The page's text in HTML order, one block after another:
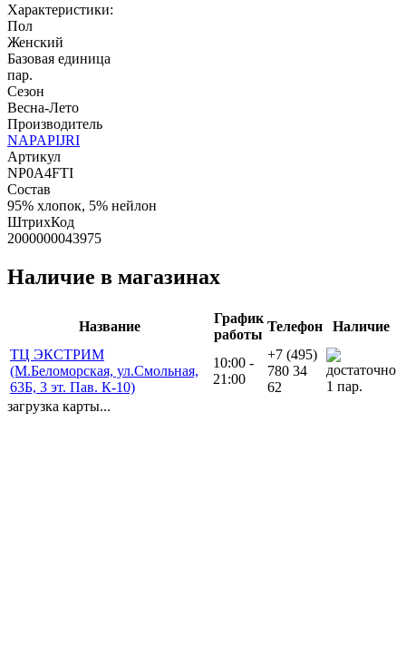
Характеристики:
Пол
Женский
Базовая единица
пар.
Сезон
Весна-Лето
Производитель
NAPAPIJRI
Артикул
NP0A4FTI
Состав
95% хлопок, 5% нейлон
ШтрихКод
2000000043975
Наличие в магазинах
Название
График
работы
Телефон
Наличие
ТЦ ЭКСТРИМ
(М.Беломорская, ул.Смольная,
63Б, 3 эт. Пав. К-10)
10:00 -
21:00
+7 (495)
780 34
62
1 пар.
загрузка карты...